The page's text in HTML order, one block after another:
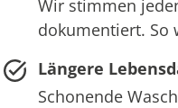
Wir stimmen
dokumentiert. So
Längere
Schonende